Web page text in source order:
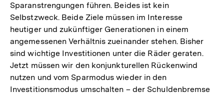
Sparanstrengungen führen. Beides ist kein
Selbstzweck. Beide Ziele müssen im Interesse
heutiger und zukünftiger Generationen in einem
angemessenen Verhältnis zueinander stehen. Bisher
sind wichtige Investitionen unter die Räder geraten.
Jetzt müssen wir den konjunkturellen Rückenwind
nutzen und vom Sparmodus wieder in den
Investitionsmodus umschalten – der Schuldenbremse